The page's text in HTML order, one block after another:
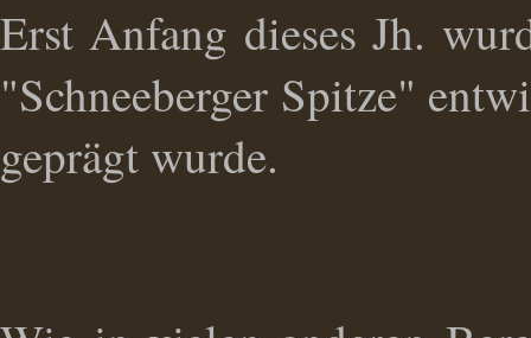
Erst Anfang dieses Jh.
"Schneeberger Spitze"
geprägt wurde.